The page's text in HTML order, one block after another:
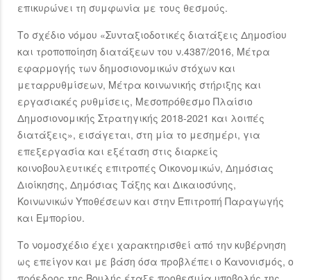
επικυρώνει τη συμφωνία με τους θεσμούς.
Το σχέδιο νόμου «Συνταξιοδοτικές διατάξεις Δημοσίου
και τροποποίηση διατάξεων του ν.4387/2016, Μέτρα
εφαρμογής των δημοσιονομικών στόχων και
μεταρρυθμίσεων, Μέτρα κοινωνικής στήριξης και
εργασιακές ρυθμίσεις, Μεσοπρόθεσμο Πλαίσιο
Δημοσιονομικής Στρατηγικής 2018-2021 και λοιπές
διατάξεις», εισάγεται, στη μία το μεσημέρι, για
επεξεργασία και εξέταση στις διαρκείς
κοινοβουλευτικές επιτροπές Οικονομικών, Δημόσιας
Διοίκησης, Δημόσιας Τάξης και Δικαιοσύνης,
Κοινωνικών Υποθέσεων και στην Επιτροπή Παραγωγής
και Εμπορίου.
Το νομοσχέδιο έχει χαρακτηρισθεί από την κυβέρνηση
ως επείγον και με βάση όσα προβλέπει ο Κανονισμός, ο